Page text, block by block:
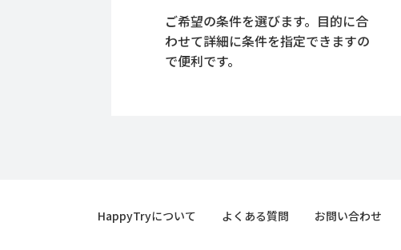
ご希望の条件を選びます。目的に合
わせて詳細に条件を指定できますの
で便利です。
HappyTryについて よくある質問 お問い合わせ